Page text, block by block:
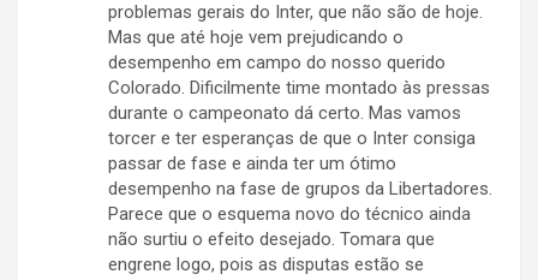
problemas gerais do Inter, que não são de hoje.
Mas que até hoje vem prejudicando o
desempenho em campo do nosso querido
Colorado. Dificilmente time montado às pressas
durante o campeonato dá certo. Mas vamos
torcer e ter esperanças de que o Inter consiga
passar de fase e ainda ter um ótimo
desempenho na fase de grupos da Libertadores.
Parece que o esquema novo do técnico ainda
não surtiu o efeito desejado. Tomara que
engrene logo, pois as disputas estão se